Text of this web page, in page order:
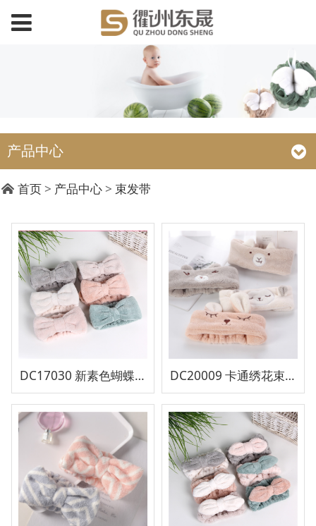
产品中心
首页 > 产品中心 > 束发带
DC17030 新素色蝴蝶结发带 DC20009 卡通绣花束发带